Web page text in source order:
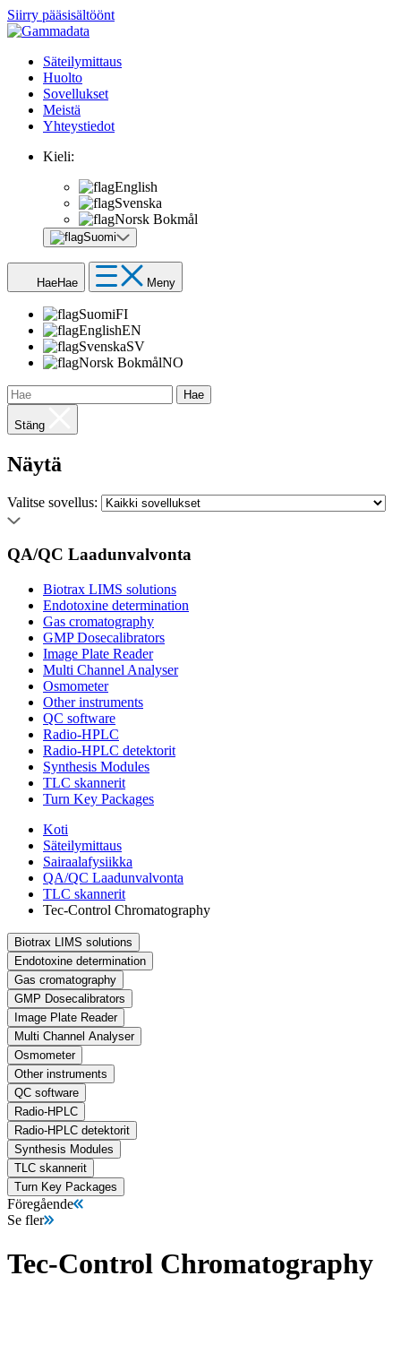
Siirry pääsisältöönt
Säteilymittaus
Huolto
Sovellukset
Meistä
Yhteystiedot
Kieli:
English
Svenska
Norsk Bokmål
Suomi
HaeHae Meny
SuomiFI
EnglishEN
SvenskaSV
Norsk BokmålNO
Hae
Stäng
Näytä
Valitse sovellus:
QA/QC Laadunvalvonta
Biotrax LIMS solutions
Endotoxine determination
Gas cromatography
GMP Dosecalibrators
Image Plate Reader
Multi Channel Analyser
Osmometer
Other instruments
QC software
Radio-HPLC
Radio-HPLC detektorit
Synthesis Modules
TLC skannerit
Turn Key Packages
Koti
Säteilymittaus
Sairaalafysiikka
QA/QC Laadunvalvonta
TLC skannerit
Tec-Control Chromatography
Biotrax LIMS solutions
Endotoxine determination
Gas cromatography
GMP Dosecalibrators
Image Plate Reader
Multi Channel Analyser
Osmometer
Other instruments
QC software
Radio-HPLC
Radio-HPLC detektorit
Synthesis Modules
TLC skannerit
Turn Key Packages
Föregående
Se fler
Tec-Control Chromatography